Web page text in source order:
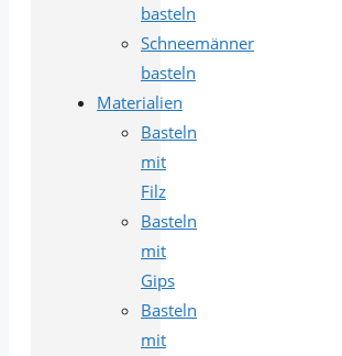
basteln
Schneemänner
basteln
Materialien
Basteln
mit
Filz
Basteln
mit
Gips
Basteln
mit